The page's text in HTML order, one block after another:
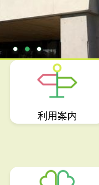
1 2 3
利用案内